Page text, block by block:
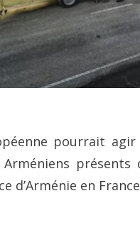
pourrait
présents
d’Arménie en